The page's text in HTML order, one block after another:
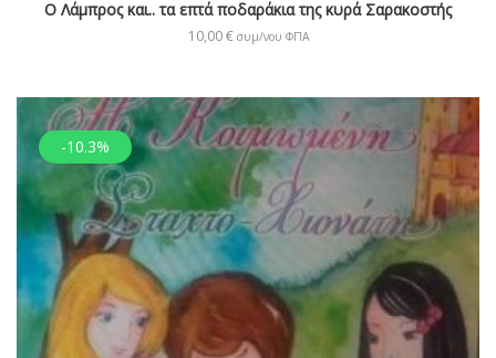
Ο Λάμπρος και.. τα επτά ποδαράκια της κυρά Σαρακοστής
10,00€ συμ/νου ΦΠΑ
-10.3%